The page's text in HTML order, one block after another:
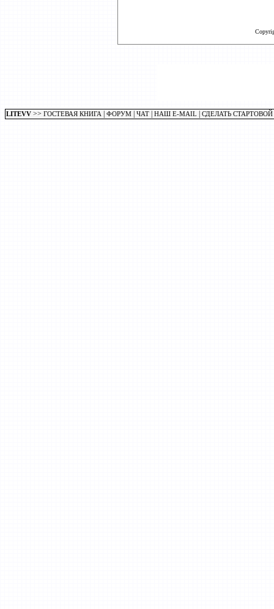
LITEVV >> ГОСТЕВАЯ КНИГА ФОРУМ ЧАТ НАШ E-MAIL СДЕЛАТЬ СТАРТОВОЙ